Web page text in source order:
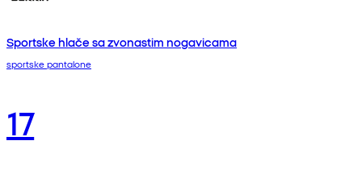
Sportske hlače sa zvonastim nogavicama
sportske pantalone
17